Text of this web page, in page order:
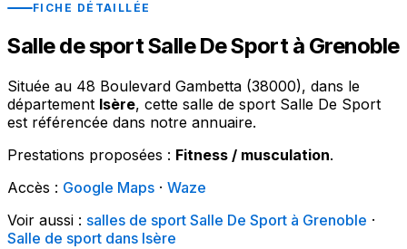
FICHE DÉTAILLÉE
Salle de sport Salle De Sport à Grenoble
Située au 48 Boulevard Gambetta (38000), dans le
département Isère, cette salle de sport Salle De Sport
est référencée dans notre annuaire.
Prestations proposées : Fitness / musculation.
Accès : Google Maps · Waze
Voir aussi : salles de sport Salle De Sport à Grenoble ·
Salle de sport dans Isère